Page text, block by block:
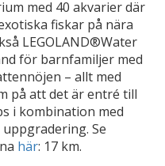
med 40 akvarier där
fiskar på nära
LEGOLAND®Water
för barnfamiljer med
– allt med
på att det är entré till
i kombination med
Se
här: 17 km.